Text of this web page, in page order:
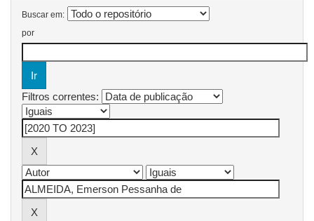
Buscar em:
por
Filtros correntes: